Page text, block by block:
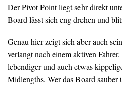
Der Pivot Point liegt sehr direkt
Board lässt sich eng drehen und
Genau hier zeigt sich aber auch
verlangt nach einem aktiven
lebendiger und auch etwas
Midlengths. Wer das Board